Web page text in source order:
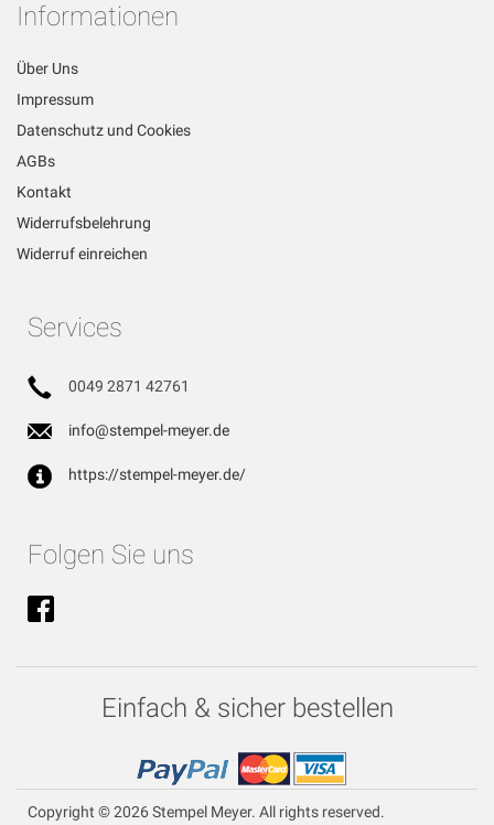
an:
Informationen
Über Uns
Impressum
Datenschutz und Cookies
AGBs
Kontakt
Widerrufsbelehrung
Widerruf einreichen
Services
0049 2871 42761
info@stempel-meyer.de
https://stempel-meyer.de/
Folgen Sie uns
Einfach & sicher bestellen
Copyright © 2026 Stempel Meyer. All rights reserved.